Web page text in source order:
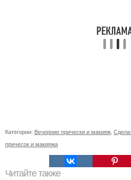
Категории: Вечерние прически и макияж,
причесок и макияжа
Читайте также